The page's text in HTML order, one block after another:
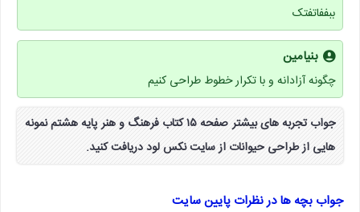
ببففاتفتک
بنیامین
چگونه آزادانه و با تکرار خطوط طراحی کنیم
جواب تجربه های بیشتر صفحه ۱۵ کتاب فرهنگ و هنر پایه هشتم نمونه
هایی از طراحی حیوانات از سایت نکس لود دریافت کنید.
جواب بچه ها در نظرات پایین سایت